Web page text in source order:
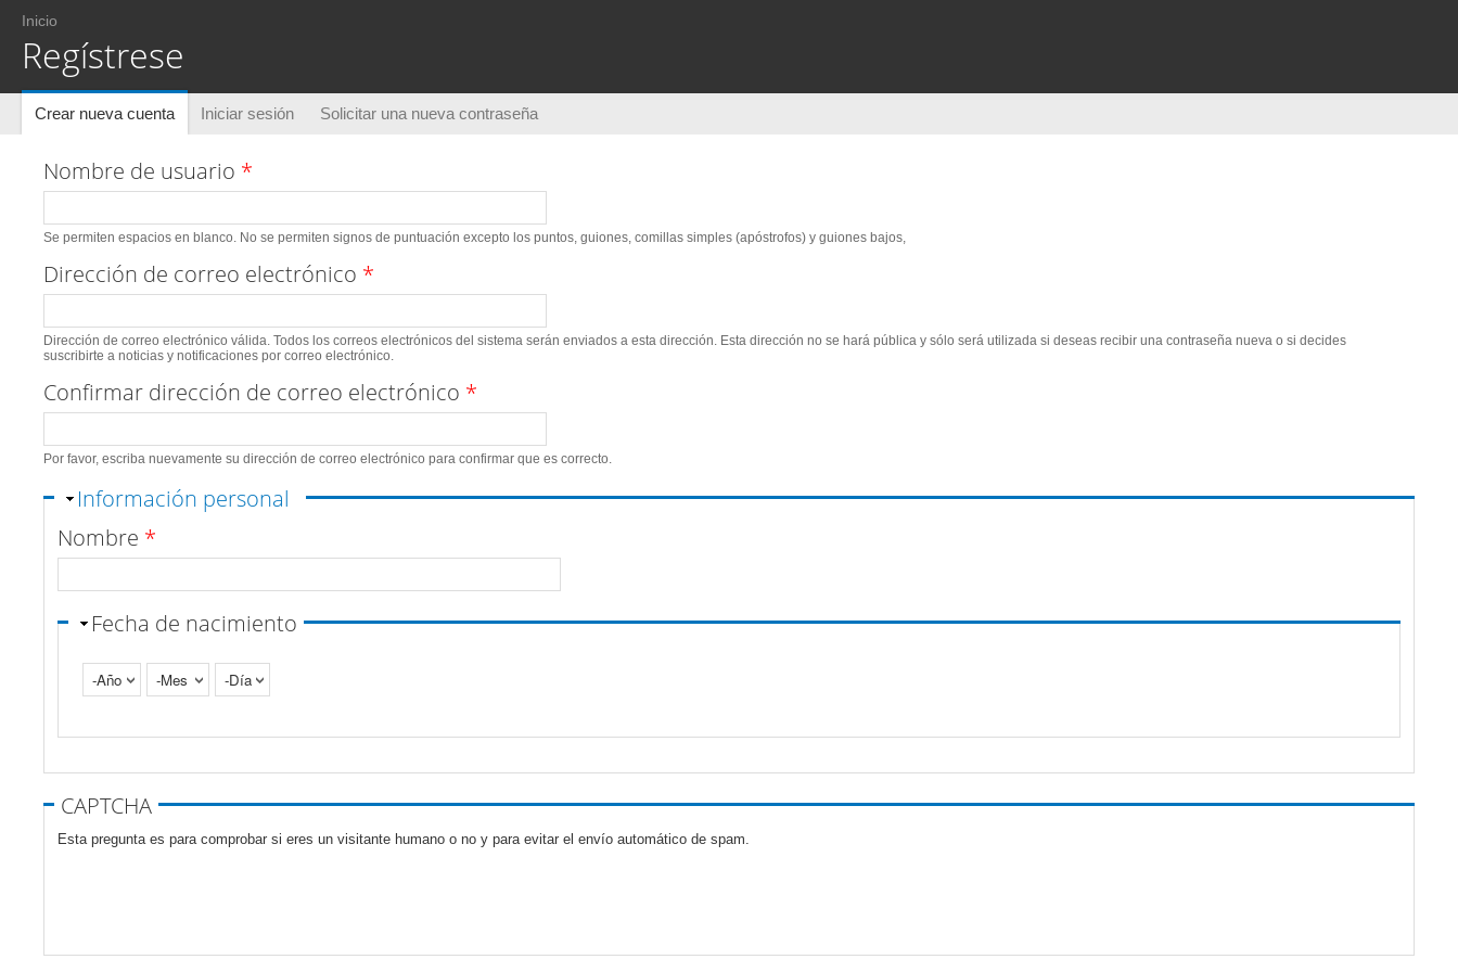
Usted está aquí
Inicio
Regístrese
Solapas principales
Crear nueva cuenta (solapa activa)
Iniciar sesión Solicitar una nueva contraseña
Nombre de usuario *
Se permiten espacios en blanco. No se permiten signos de puntuación excepto los puntos, guiones, comillas simples (apóstrofos) y guiones bajos,
Dirección de correo electrónico *
Dirección de correo electrónico válida. Todos los correos electrónicos del sistema serán enviados a esta dirección. Esta dirección no se hará pública y sólo será utilizada si deseas recibir una contraseña nueva o si decides
suscribirte a noticias y notificaciones por correo electrónico.
Confirmar dirección de correo electrónico *
Por favor, escriba nuevamente su dirección de correo electrónico para confirmar que es correcto.
Ocultar
Información personal
Nombre *
Fecha de nacimiento
Año
Mes Día
Pestañas verticales
CAPTCHA
Esta pregunta es para comprobar si eres un visitante humano o no y para evitar el envío automático de spam.